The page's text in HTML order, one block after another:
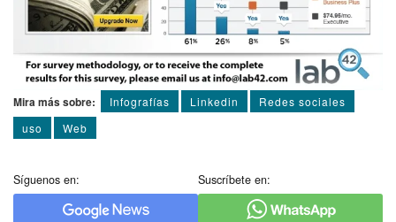
Mira más sobre: Infografí­as Linkedin
Redes sociales
uso
Web
Síguenos en: Suscríbete en: